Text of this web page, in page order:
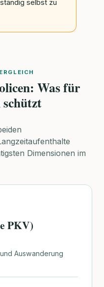
selbst zu
Was für
Dimensionen im
PKV)
Auswanderung